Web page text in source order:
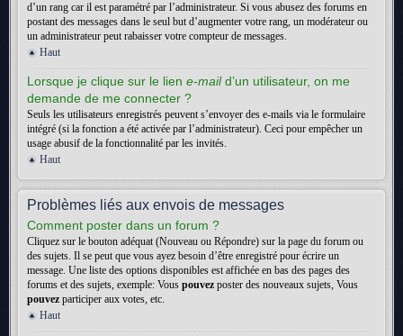
d’un rang car il est paramétré par l’administrateur. Si vous abusez des forums en
postant des messages dans le seul but d’augmenter votre rang, un modérateur ou
un administrateur peut rabaisser votre compteur de messages.
Haut
Lorsque je clique sur le lien e-maild’un utilisateur, on me
demande de me connecter ?
Seuls les utilisateurs enregistrés peuvent s’envoyer des e-mails via le formulaire
intégré (si la fonction a été activée par l’administrateur). Ceci pour empêcher un
usage abusif de la fonctionnalité par les invités.
Haut
Problèmes liés aux envois de messages
Comment poster dans un forum ?
Cliquez sur le bouton adéquat (Nouveau ou Répondre) sur la page du forum ou
des sujets. Il se peut que vous ayez besoin d’être enregistré pour écrire un
message. Une liste des options disponibles est affichée en bas des pages des
forums et des sujets, exemple: Vous pouvez poster des nouveaux sujets, Vous
pouvez participer aux votes, etc.
Haut